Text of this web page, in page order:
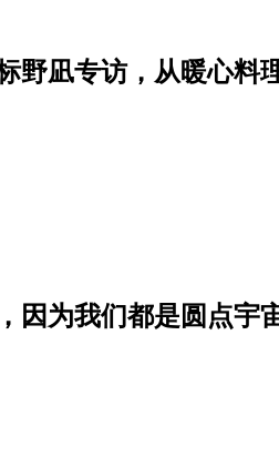
野凪专访，从暖心料
因为我们都是圆点宇